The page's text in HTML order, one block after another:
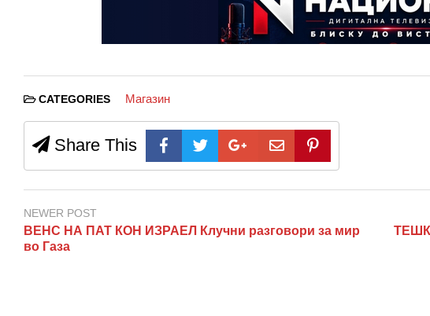
CATEGORIES Магазин
Share This
NEWER POST
ВЕНС НА ПАТ КОН ИЗРАЕЛ Клучни разговори за мир
во Газа